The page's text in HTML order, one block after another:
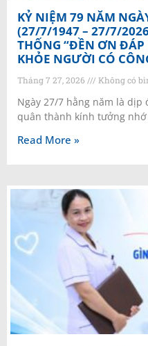
KỶ NIỆM 79 NĂM
(27/7/1947 – 27/7/
THỐNG “ĐỀN ƠN ĐÁP
KHỎE NGƯỜI CÓ
Tháng 7 27, 2026 Không có
Ngày 27/7 hằng năm là dịp
quân thành kính tưởng
Read More »